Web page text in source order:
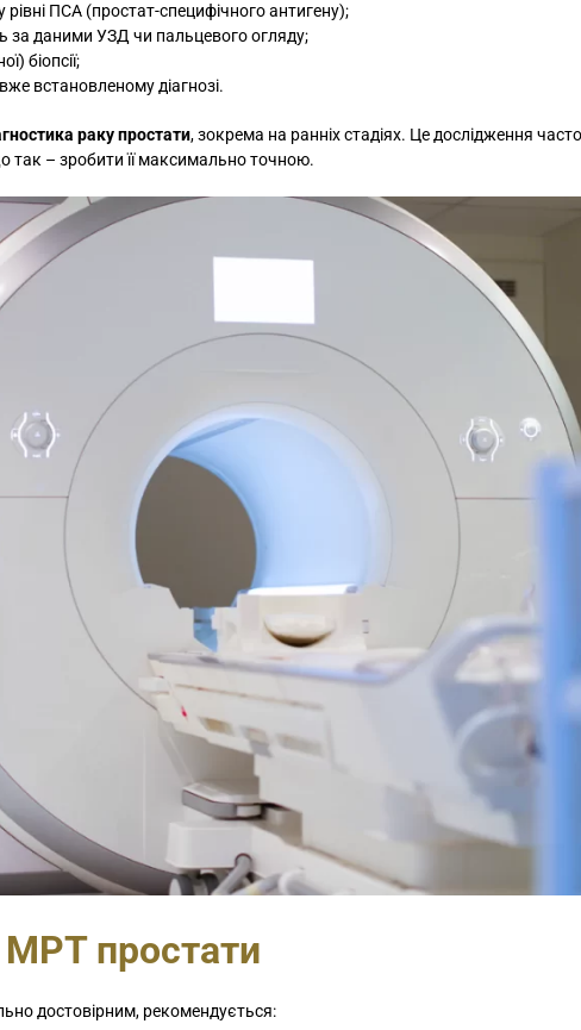
ПСА (простат-специфічного антигену);
за даними УЗД чи пальцевого огляду;
біопсії;
встановленому діагнозі.
раку простати, зокрема на ранніх стадіях. Це дослідження
так – зробити її максимально точною.
МРТ простати
достовірним, рекомендується: